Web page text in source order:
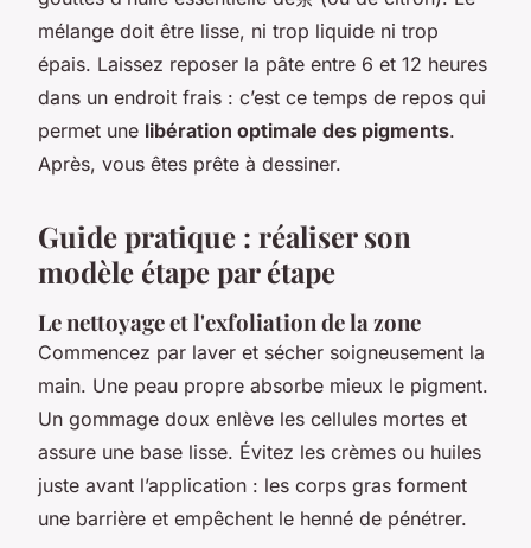
mélange doit être lisse, ni trop liquide ni trop
épais. Laissez reposer la pâte entre 6 et 12 heures
dans un endroit frais : c’est ce temps de repos qui
permet une libération optimale des pigments.
Après, vous êtes prête à dessiner.
Guide pratique : réaliser son
modèle étape par étape
Le nettoyage et l'exfoliation de la zone
Commencez par laver et sécher soigneusement la
main. Une peau propre absorbe mieux le pigment.
Un gommage doux enlève les cellules mortes et
assure une base lisse. Évitez les crèmes ou huiles
juste avant l’application : les corps gras forment
une barrière et empêchent le henné de pénétrer.